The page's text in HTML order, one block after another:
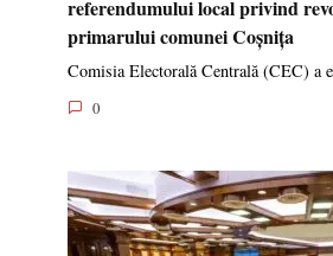
referendumului local privind
primarului comunei Coșnița
Comisia Electorală Centrală (CEC) a
0